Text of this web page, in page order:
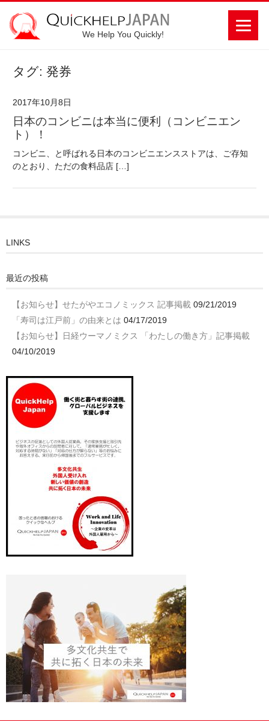
We Help You Quickly!
タグ: 発券
2017年10月8日
日本のコンビニは本当に便利（コンビニエン
ト）！
コンビニ、と呼ばれる日本のコンビニエンスストアは、ご存知
のとおり、ただの食料品店 […]
LINKS
最近の投稿
【お知らせ】せたがやエコノミックス 記事掲載 09/21/2019
「寿司は江戸前」の由来とは 04/17/2019
【お知らせ】日経ウーマノミクス 「わたしの働き方」記事掲載
04/10/2019